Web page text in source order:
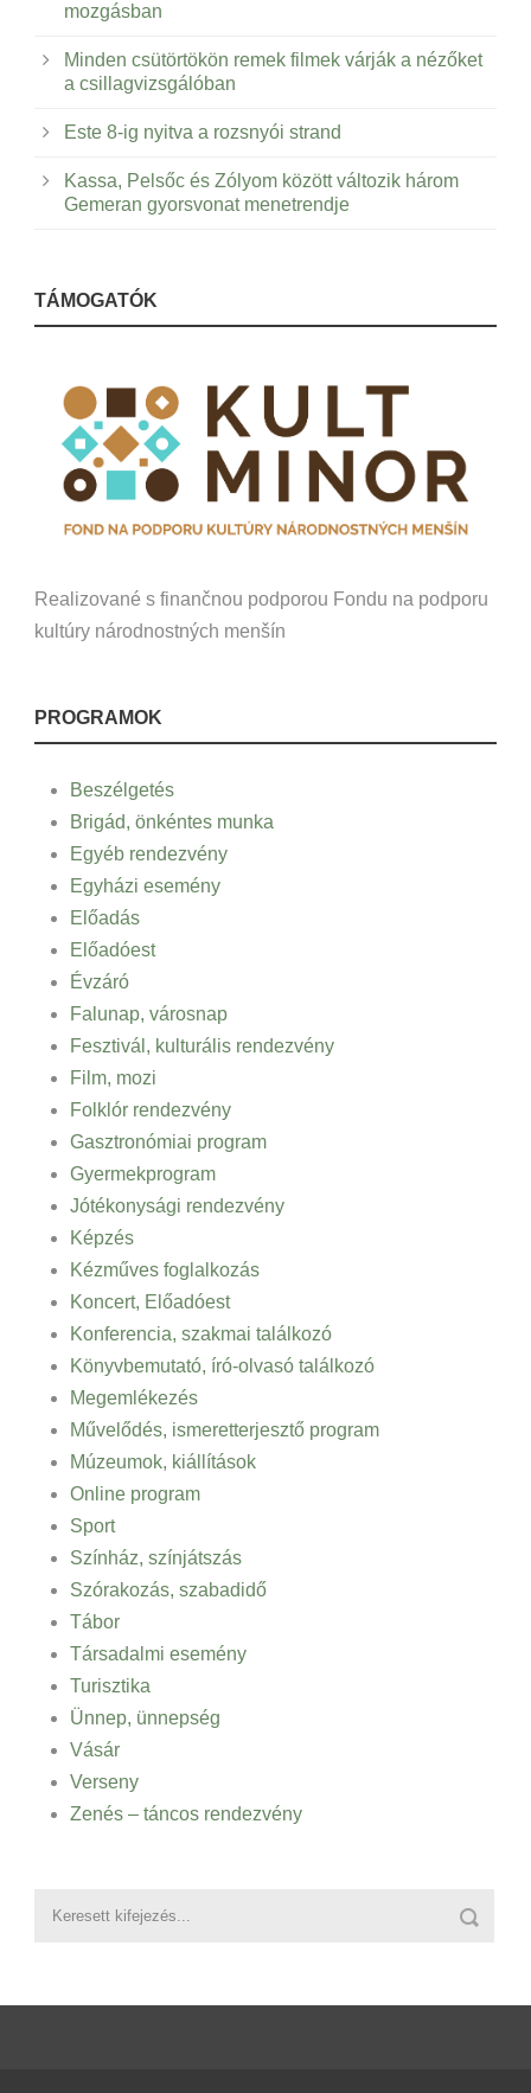
mozgásban
Minden csütörtökön remek filmek várják a nézőket
a csillagvizsgálóban
Este 8-ig nyitva a rozsnyói strand
Kassa, Pelsőc és Zólyom között változik három
Gemeran gyorsvonat menetrendje
TÁMOGATÓK
Realizované s finančnou podporou Fondu na podporu
kultúry národnostných menšín
PROGRAMOK
Beszélgetés
Brigád, önkéntes munka
Egyéb rendezvény
Egyházi esemény
Előadás
Előadóest
Évzáró
Falunap, városnap
Fesztivál, kulturális rendezvény
Film, mozi
Folklór rendezvény
Gasztronómiai program
Gyermekprogram
Jótékonysági rendezvény
Képzés
Kézműves foglalkozás
Koncert, Előadóest
Konferencia, szakmai találkozó
Könyvbemutató, író-olvasó találkozó
Megemlékezés
Művelődés, ismeretterjesztő program
Múzeumok, kiállítások
Online program
Sport
Színház, színjátszás
Szórakozás, szabadidő
Tábor
Társadalmi esemény
Turisztika
Ünnep, ünnepség
Vásár
Verseny
Zenés – táncos rendezvény